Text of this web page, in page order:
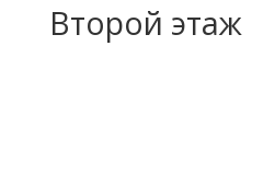
Второй этаж